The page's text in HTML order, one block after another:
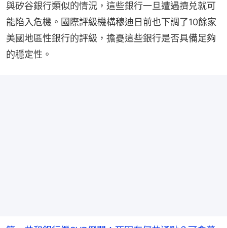
與矽谷銀行類似的情況，這些銀行一旦遭遇擠兑就可
能陷入危機。國際評級機構穆迪日前也下調了10餘家
美國地區性銀行的評級，擔憂這些銀行是否具備足夠
的穩定性。